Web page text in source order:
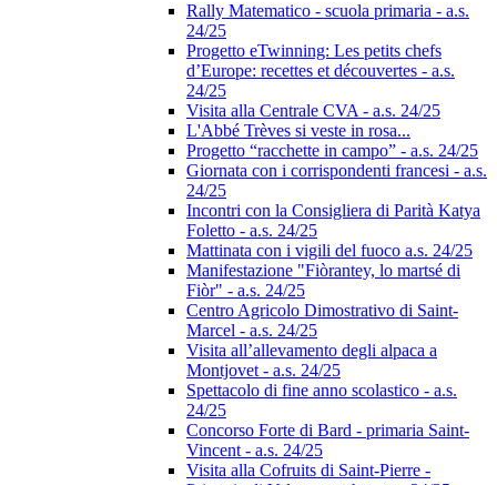
Rally Matematico - scuola primaria - a.s.
24/25
Progetto eTwinning: Les petits chefs
d’Europe: recettes et découvertes - a.s.
24/25
Visita alla Centrale CVA - a.s. 24/25
L'Abbé Trèves si veste in rosa...
Progetto “racchette in campo” - a.s. 24/25
Giornata con i corrispondenti francesi - a.s.
24/25
Incontri con la Consigliera di Parità Katya
Foletto - a.s. 24/25
Mattinata con i vigili del fuoco a.s. 24/25
Manifestazione "Fiòrantey, lo martsé di
Fiòr" - a.s. 24/25
Centro Agricolo Dimostrativo di Saint-
Marcel - a.s. 24/25
Visita all’allevamento degli alpaca a
Montjovet - a.s. 24/25
Spettacolo di fine anno scolastico - a.s.
24/25
Concorso Forte di Bard - primaria Saint-
Vincent - a.s. 24/25
Visita alla Cofruits di Saint-Pierre -